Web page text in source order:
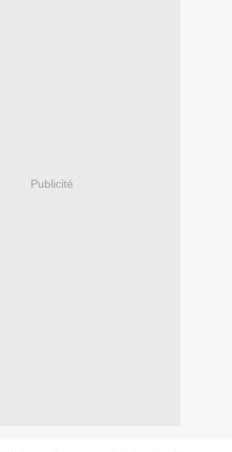
Publicité